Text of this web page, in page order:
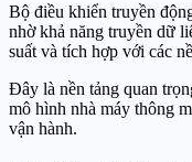
Bộ điều khiển truyền
nhờ khả năng truyền dữ
suất và tích hợp với các
Đây là nền tảng quan
mô hình nhà máy thông
vận hành.